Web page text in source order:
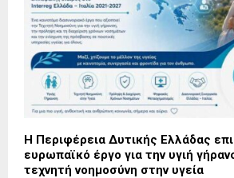
Η Περιφέρεια Δυτικής Ελλάδας
ευρωπαϊκό έργο για την υγιή
τεχνητή νοημοσύνη στην υγεία